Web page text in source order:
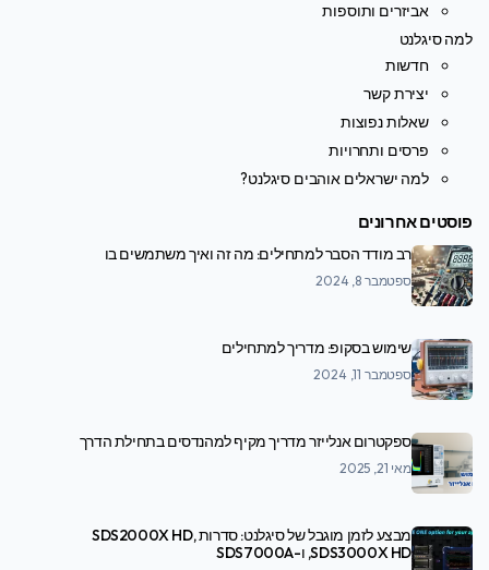
אביזרים ותוספות
למה סיגלנט
חדשות
יצירת קשר
שאלות נפוצות
פרסים ותחרויות
למה ישראלים אוהבים סיגלנט?
פוסטים אחרונים
רב מודד הסבר למתחילים: מה זה ואיך משתמשים בו
ספטמבר 8, 2024
שימוש בסקופ: מדריך למתחילים
ספטמבר 11, 2024
ספקטרום אנלייזר מדריך מקיף למהנדסים בתחילת הדרך
מאי 21, 2025
מבצע לזמן מוגבל של סיגלנט: סדרות SDS2000X HD,
SDS3000X HD, ו-SDS7000A